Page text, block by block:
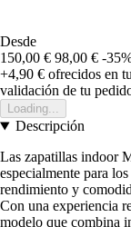
Desde
150,00 € 98,00 € -
+4,90 € ofrecidos en
validación de tu
Loading...
Descripción
Las zapatillas indoor
especialmente para
rendimiento y
Con una experiencia
modelo que combina